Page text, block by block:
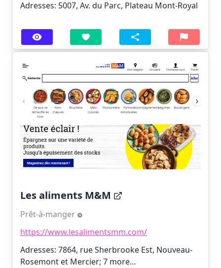
Adresses: 5007, Av. du Parc, Plateau Mont-Royal
Les aliments M&M
Prêt-à-manger
https://www.lesalimentsmm.com/
Adresses: 7864, rue Sherbrooke Est, Nouveau-
Rosemont et Mercier; 7 more…